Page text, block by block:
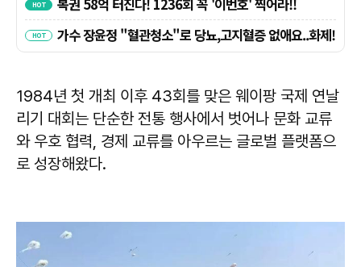
1984년 첫 개최 이후 43회를 맞은 웨이팡 국제 연날
리기 대회는 단순한 전통 행사에서 벗어나 문화 교류
와 우호 협력, 경제 교류를 아우르는 글로벌 플랫폼으
로 성장해왔다.